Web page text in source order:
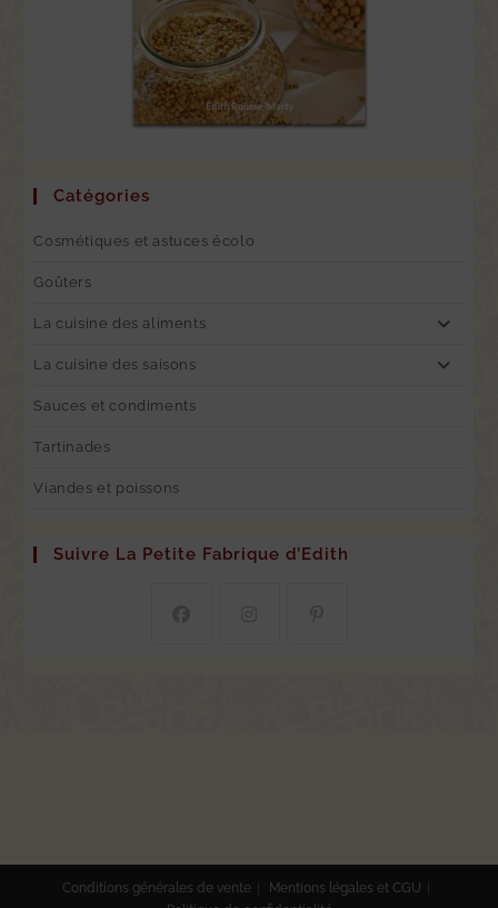
Catégories
Cosmétiques et astuces écolo
Goûters
La cuisine des aliments
La cuisine des saisons
Sauces et condiments
Tartinades
Viandes et poissons
Suivre La Petite Fabrique d’Edith
Conditions générales de vente
Mentions légales et CGU